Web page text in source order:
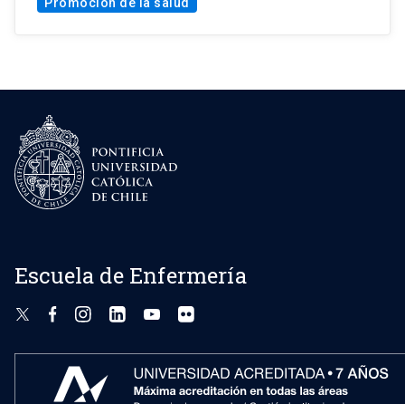
Promoción de la salud
Escuela de Enfermería